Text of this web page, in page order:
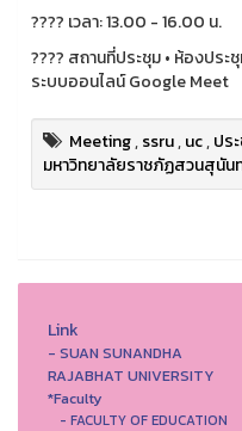
???? เวลา: 13.00 - 16.00 น.
???? สถานที่ประชุม • ห้องประ
ระบบออนไลน์ Google Meet
Meeting,ssru,uc,ปร
มหาวิทยาลัยราชภัฏสวนสุนัน
Link
- SUAN SUNANDHA
RAJABHAT UNIVERSITY
*Faculty
- FACULTY OF EDUCATION